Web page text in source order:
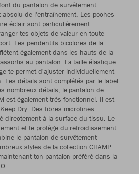
du pantalon de survêtement
absolu de l'entraînement. Les poches
éclair sont particulièrement
tes objets de valeur en toute
Les pendentifs bicolores de la
également dans les hauts de la
au pantalon. La taille élastique
te permet d'ajuster individuellement
Les détails sont complétés par le label
nombreux détails, le pantalon de
est également très fonctionnel. Il est
Dry. Des fibres microfines
directement à la surface du tissu. Le
et te protège du refroidissement
le pantalon de survêtement
styles de la collection CHAMP
ton pantalon préféré dans la